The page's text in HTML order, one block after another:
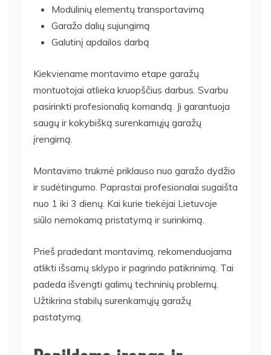
Modulinių elementų transportavimą
Garažo dalių sujungimą
Galutinį apdailos darbą
Kiekviename montavimo etape garažų
montuotojai atlieka kruopščius darbus. Svarbu
pasirinkti profesionalią komandą. Ji garantuoja
saugų ir kokybišką surenkamųjų garažų
įrengimą.
Montavimo trukmė priklauso nuo garažo dydžio
ir sudėtingumo. Paprastai profesionalai sugaišta
nuo 1 iki 3 dienų. Kai kurie tiekėjai Lietuvoje
siūlo nemokamą pristatymą ir surinkimą.
Prieš pradedant montavimą, rekomenduojama
atlikti išsamų sklypo ir pagrindo patikrinimą. Tai
padeda išvengti galimų techninių problemų.
Užtikrina stabilų surenkamųjų garažų
pastatymą.